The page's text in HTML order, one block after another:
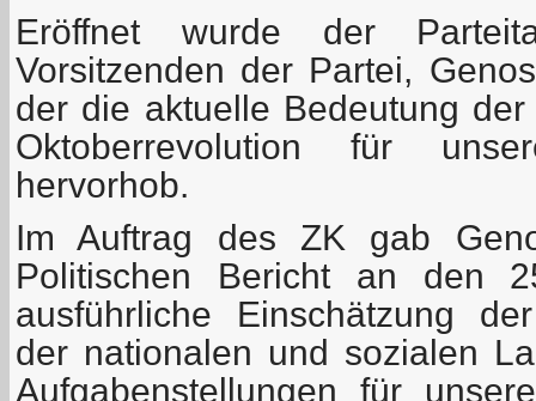
Eröffnet wurde der
Vorsitzenden der Partei,
der die aktuelle Bedeutung
Oktoberrevolution für
hervorhob.
Im Auftrag des ZK gab
Politischen Bericht an den
ausführliche Einschätzung
der nationalen und sozialen
Aufgabenstellungen für